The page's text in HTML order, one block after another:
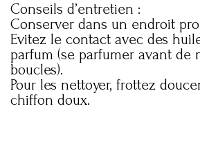
Conseils d’entretien :
Conserver dans un endroit
Evitez le contact avec des
parfum (se parfumer avant de
boucles).
Pour les nettoyer, frottez
chiffon doux.